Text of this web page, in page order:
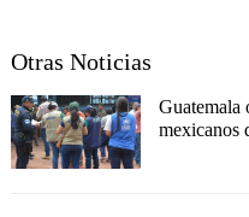
Otras Noticias
Guatemala
mexicanos